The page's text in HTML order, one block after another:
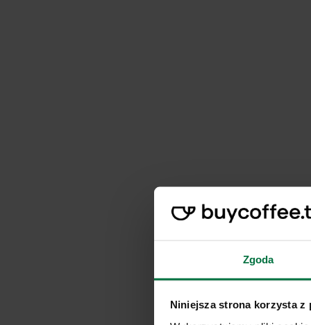
Zgoda
Niniejsza strona korzysta z